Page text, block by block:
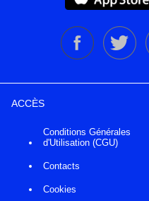
ACCÈS
Conditions Générales
d'Utilisation (CGU)
Contacts
Cookies